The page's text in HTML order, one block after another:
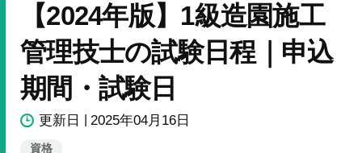
【2024年版】1級造園施工
管理技士の試験日程｜申込
期間・試験日
更新日 2025年04月16日
資格